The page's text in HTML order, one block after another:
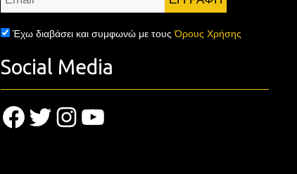
Έχω διαβάσει και συμφωνώ με τουςΌρους Χρήσης
Social Media
Facebook
TwitterInstagram
YouTube